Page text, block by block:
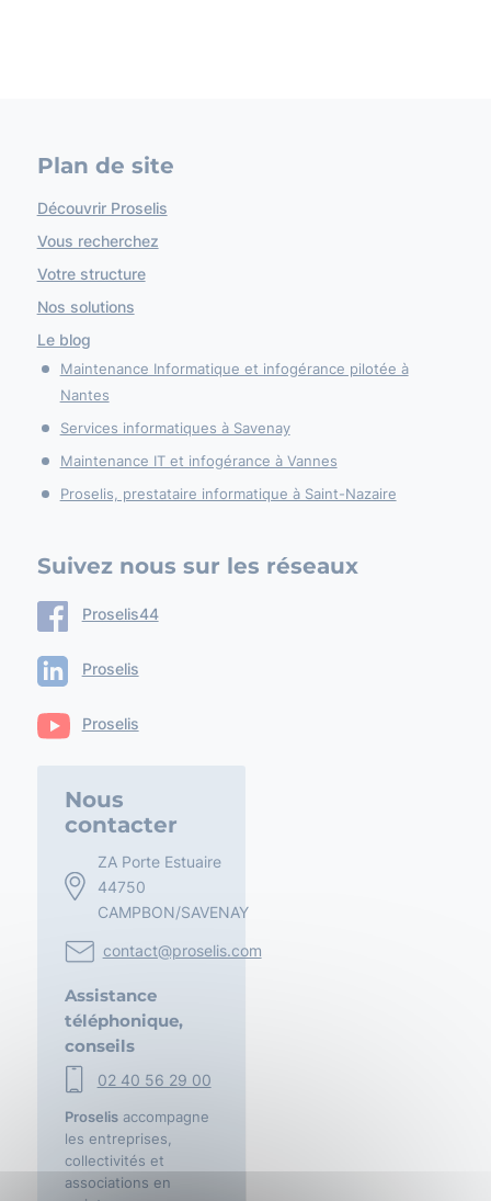
Plan de site
Découvrir Proselis
Vous recherchez
Votre structure
Nos solutions
Le blog
Maintenance Informatique et infogérance pilotée à
Nantes
Services informatiques à Savenay
Maintenance IT et infogérance à Vannes
Proselis, prestataire informatique à Saint-Nazaire
Suivez nous sur les réseaux
Proselis44
Proselis
Proselis
Nous
contacter
ZA Porte Estuaire
44750
CAMPBON/SAVENAY
contact@proselis.com
Assistance
téléphonique,
conseils
02 40 56 29 00
Proselisaccompagne
les entreprises,
collectivités et
associations en